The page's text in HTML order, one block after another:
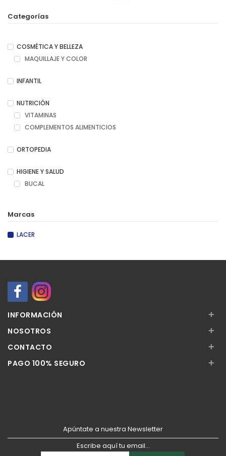
Categorías
COSMÉTICA Y BELLEZA
MAQUILLAJE Y COLOR
INFANTIL
NUTRICIÓN
VITAMINAS
COMPLEMENTOS ALIMENTICIOS
ORTOPEDIA
HIGIENE Y SALUD
BUCAL
Marcas
LACER
INFORMACIÓN +
NOSOTROS +
CONTACTO +
PAGO 100% SEGURO +
Apúntate a nuestra Newsletter
Escribe aquí tu email...